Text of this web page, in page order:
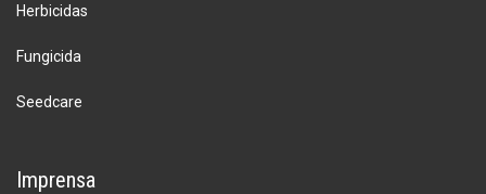
Herbicidas
Fungicida
Seedcare
Imprensa